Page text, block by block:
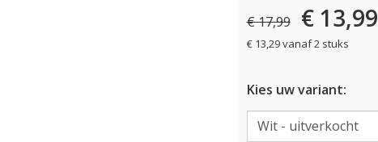
€ 17,99 € 13,99
€ 13,29 vanaf 2 stuks
Kies uw variant: